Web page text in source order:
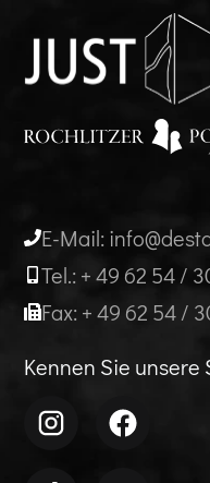
E-Mail:
Tel.: + 49 62 54 /
Fax: + 49 62 54 /
Kennen Sie